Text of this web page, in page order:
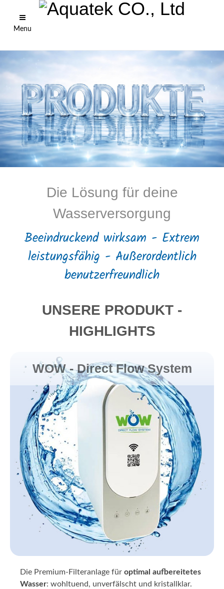
Menu
Die Lösung für deine
Wasserversorgung
Beeindruckend wirksam - Extrem
leistungsfähig - Außerordentlich
benutzerfreundlich
UNSERE PRODUKT -
HIGHLIGHTS
WOW - Direct Flow System
Die Premium-Filteranlage für optimal aufbereitetes
Wasser: wohltuend, unverfälscht und kristallklar.